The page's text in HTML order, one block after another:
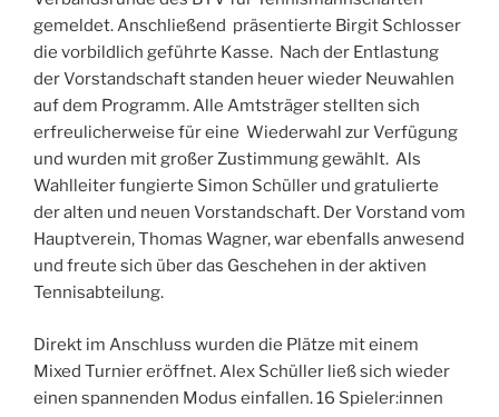
gemeldet. Anschließend präsentierte Birgit Schlosser
die vorbildlich geführte Kasse. Nach der Entlastung
der Vorstandschaft standen heuer wieder Neuwahlen
auf dem Programm. Alle Amtsträger stellten sich
erfreulicherweise für eine Wiederwahl zur Verfügung
und wurden mit großer Zustimmung gewählt. Als
Wahlleiter fungierte Simon Schüller und gratulierte
der alten und neuen Vorstandschaft. Der Vorstand vom
Hauptverein, Thomas Wagner, war ebenfalls anwesend
und freute sich über das Geschehen in der aktiven
Tennisabteilung.
Direkt im Anschluss wurden die Plätze mit einem
Mixed Turnier eröffnet. Alex Schüller ließ sich wieder
einen spannenden Modus einfallen. 16 Spieler:innen